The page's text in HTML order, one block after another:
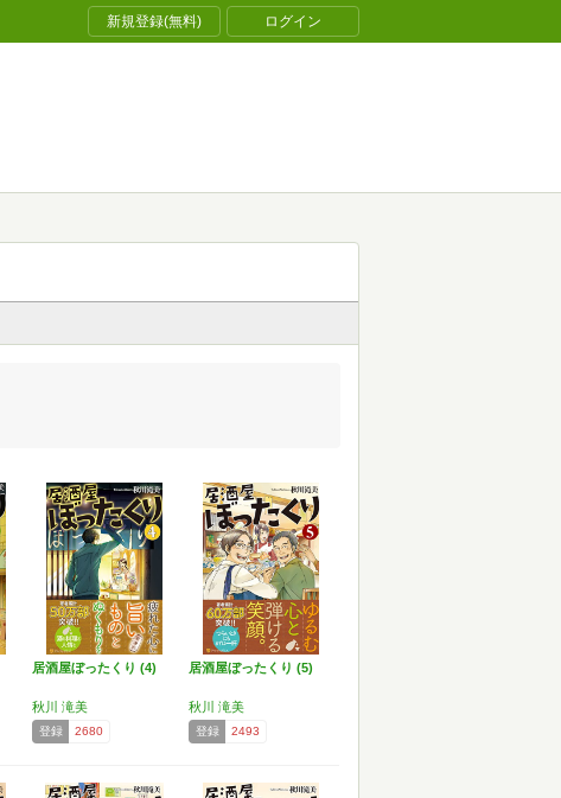
新規登録(無料) ログイン
居酒屋ぼったくり (4)
秋川 滝美
登録 2680
居酒屋ぼったくり (5)
秋川 滝美
登録 2493